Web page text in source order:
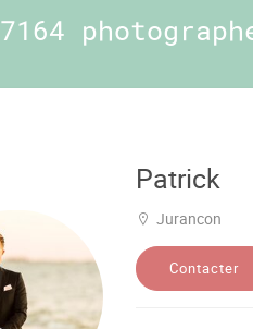
Patrick
Jurancon
Contacter